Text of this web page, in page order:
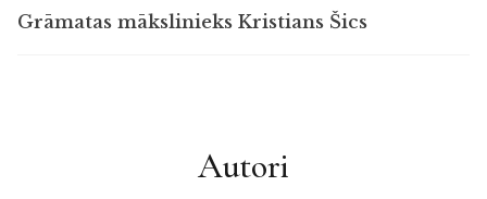
Grāmatas mākslinieks Kristians Šics
Autori